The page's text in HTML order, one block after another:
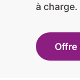
à charge.
Offre